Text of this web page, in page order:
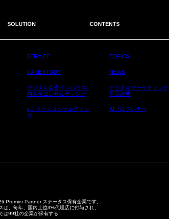
SOLUTION
SERVICE
CASE STUDY
デジタル広告インハウス/
内製化コンサルティング
eコマースコンサルティン
グ
CONTENTS
TOPICS
NEWS
デジタルマーケティング
用語辞典
AIソロプレナー
Premier Partner ステータス保有企業です。
、毎年、国内上位3%代理店に付与され、
は99社の企業が保有する